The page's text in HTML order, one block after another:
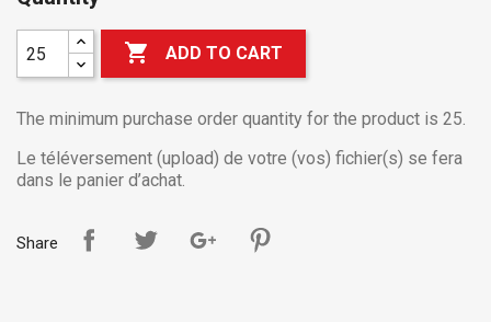
 ADD TO CART
The minimum purchase order quantity for the product is 25.
Le téléversement (upload) de votre (vos) fichier(s) se fera
dans le panier d’achat.
Share